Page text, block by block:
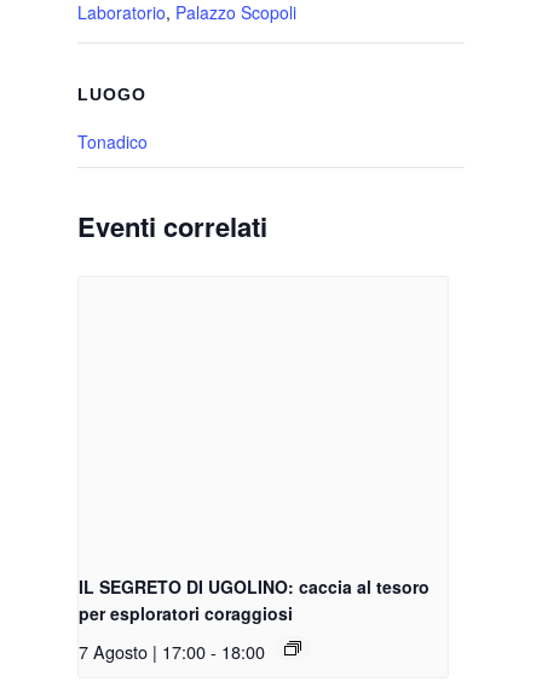
Laboratorio, Palazzo Scopoli
LUOGO
Tonadico
Eventi correlati
IL SEGRETO DI UGOLINO: caccia al tesoro
per esploratori coraggiosi
7 Agosto | 17:00- 18:00